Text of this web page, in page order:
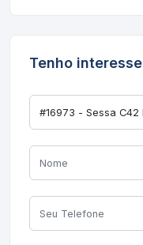
Tenho interesse